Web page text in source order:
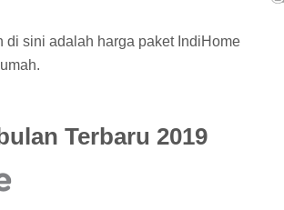
di sini adalah harga paket IndiHome
Terbaru 2019